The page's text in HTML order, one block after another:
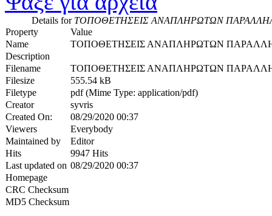
Details forΤΟΠΟΘΕΤΗΣΕΙΣ ΑΝΑΠΛΗΡΩΤΩΝ
Property
Value
Name
ΤΟΠΟΘΕΤΗΣΕΙΣ ΑΝΑΠΛΗΡΩΤΩΝ
Description
Filename
ΤΟΠΟΘΕΤΗΣΕΙΣ ΑΝΑΠΛΗΡΩΤΩΝ
Filesize
555.54 kB
Filetype
pdf (Mime Type: application/pdf)
Creator
syvris
Created On:
08/29/2020 00:37
Viewers
Everybody
Maintained by
Editor
Hits
9947 Hits
Last updated on 08/29/2020 00:37
Homepage
CRC Checksum
MD5 Checksum